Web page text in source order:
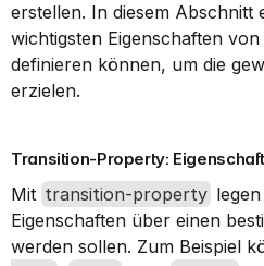
erstellen. In diesem Abschnitt
wichtigsten Eigenschaften
definieren können, um die
erzielen.
Transition-Property:
Mit transition-property
Eigenschaften über einen
werden sollen. Zum Beispiel